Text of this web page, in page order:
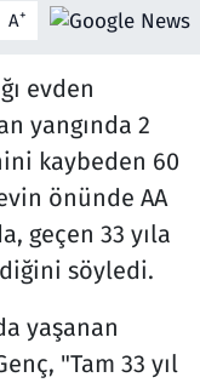
A+
evden
yangında 2
kaybeden 60
önünde AA
geçen 33 yıla
söyledi.
yaşanan
"Tam 33 yıl